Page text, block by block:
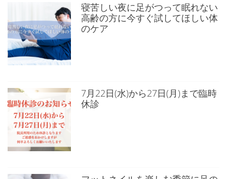
寝苦しい夜に足がつって眠れない
高齢の方に今すぐ試してほしい体
のケア
7月22日(水)から27日(月)まで臨時
休診